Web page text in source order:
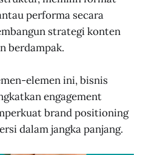
performa secara
strategi konten
berdampak.
elemen ini, bisnis
engagement
brand positioning
dalam jangka panjang.